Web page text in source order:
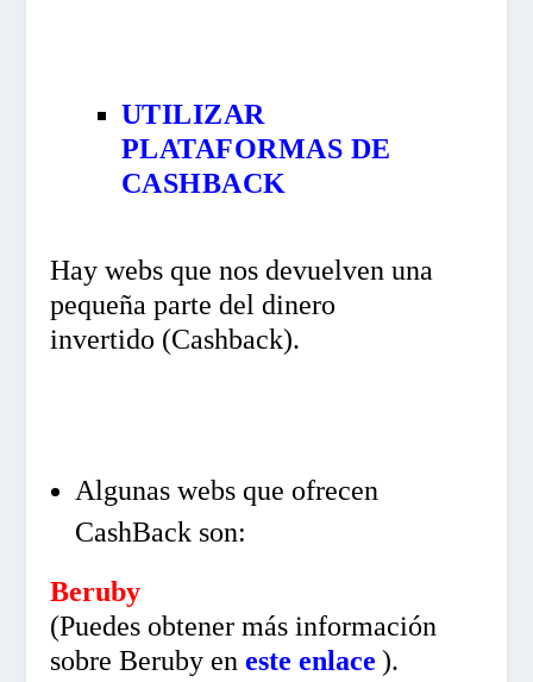
UTILIZAR
PLATAFORMAS DE
CASHBACK
Hay webs que nos devuelven una
pequeña parte del dinero
invertido (Cashback).
Algunas webs que ofrecen
CashBack son:
Beruby
(Puedes obtener más información
sobre Beruby eneste enlace ).